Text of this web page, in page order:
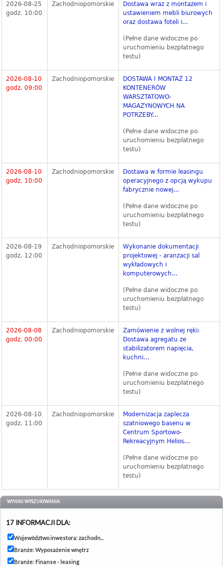
2026-08-25
godz. 10:00
Zachodniopomorskie
Dostawa wraz z montażem i
ustawieniem mebli biurowych
oraz dostawa foteli i...
(Pełne dane widoczne po
uruchomieniu bezpłatnego
testu)
2026-08-10
godz. 09:00
Zachodniopomorskie
DOSTAWA I MONTAŻ 12
KONTENERÓW
WARSZTATOWO-
MAGAZYNOWYCH NA
POTRZEBY...
(Pełne dane widoczne po
uruchomieniu bezpłatnego
testu)
2026-08-10
godz. 10:00
Zachodniopomorskie
Dostawa w formie leasingu
operacyjnego z opcją wykupu
fabrycznie nowej...
(Pełne dane widoczne po
uruchomieniu bezpłatnego
testu)
2026-08-19
godz. 12:00
Zachodniopomorskie
Wykonanie dokumentacji
projektowej - aranżacji sal
wykładowych i
komputerowych...
(Pełne dane widoczne po
uruchomieniu bezpłatnego
testu)
2026-08-08
godz. 00:00
Zachodniopomorskie
Zamówienie z wolnej ręki:
Dostawa agregatu ze
stabilizatorem napięcia,
kuchni...
(Pełne dane widoczne po
uruchomieniu bezpłatnego
testu)
2026-08-10
godz. 11:00
Zachodniopomorskie
Modernizacja zaplecza
szatniowego basenu w
Centrum Sportowo-
Rekreacyjnym Helios...
(Pełne dane widoczne po
uruchomieniu bezpłatnego
testu)
WYNIKI WYSZUKIWANIA
17 INFORMACJI DLA:
Województwo inwestora: zachodn...
Branże: Wyposażenie wnętrz
Branże: Finanse - leasing